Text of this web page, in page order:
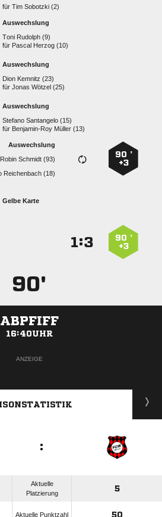
für  
Auswechslung
  
für   
Auswechslung
  
für  
Auswechslung
  
für   
90 ’
+3
Auswechslung
  
 
Gelbe Karte
90 ’
+3
:
90'
ABPFIFF
16:40UHR
ANZEIGE
:
Aktuelle
Platzierung
5
Aktuelle Punktzahl 50